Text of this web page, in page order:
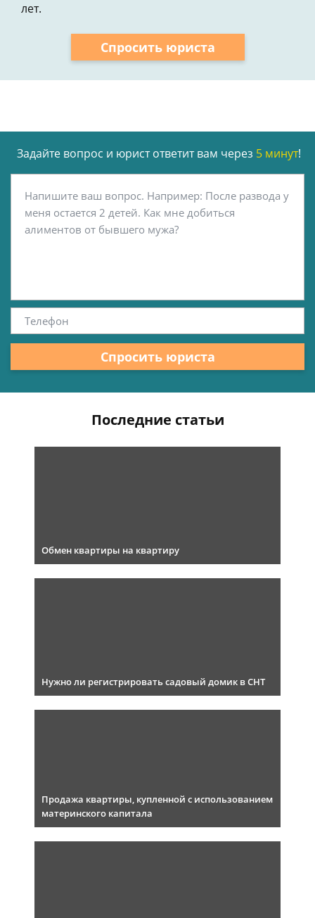
лет.
Спросить юриста
Задайте вопрос и юрист ответит вам через 5 минут!
Спросить юриста
Последние статьи
Обмен квартиры на квартиру
Нужно ли регистрировать садовый домик в СНТ
Продажа квартиры, купленной с использованием
материнского капитала